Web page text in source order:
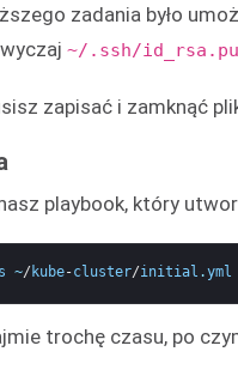
zadania było
~/.ssh/
zapisać i zamknąć
playbook, który
~/ kube-cluster/initial .yml
trochę czasu, po